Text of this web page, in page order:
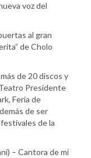
voz del
al gran
de Cholo
de 20 discos y
Presidente
Feria de
de ser
de la
– Cantora de mi